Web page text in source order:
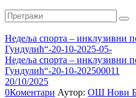
Недеља спорта – инклузивни
Гундулић“-20-10-2025-05-
Недеља спорта – инклузивни
Гундулић“-20-10-202500011
20/10/2025
0Коментари Аутор: ОШ Нови